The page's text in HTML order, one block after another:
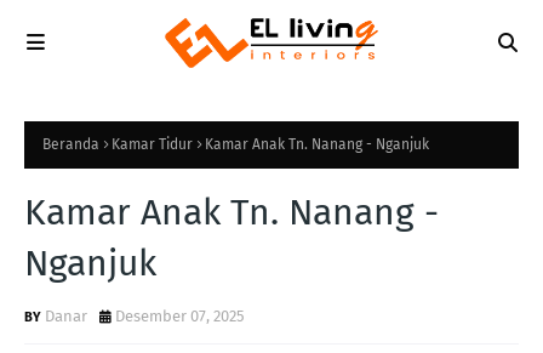
Beranda Kamar Tidur Kamar Anak Tn. Nanang - Nganjuk
Kamar Anak Tn. Nanang -
Nganjuk
Danar Desember 07, 2025